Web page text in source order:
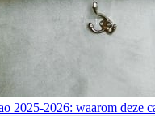
2025-2026: waarom deze